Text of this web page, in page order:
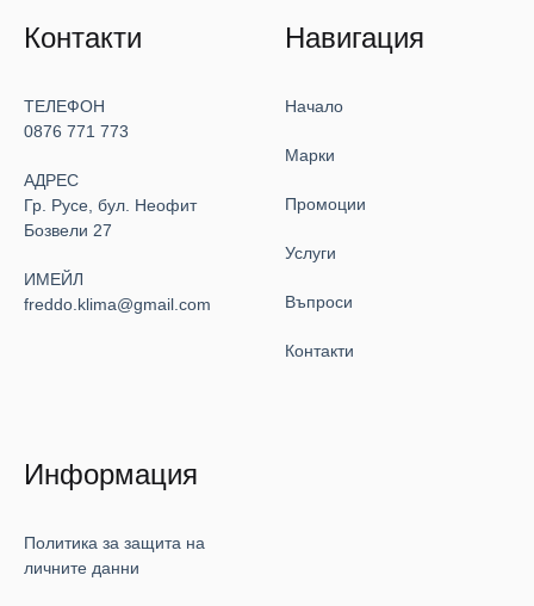
Контакти
ТЕЛЕФОН
0876 771 773
АДРЕС
Гр. Русе, бул. Неофит
Бозвели 27
ИМЕЙЛ
freddo.klima@gmail.com
Навигация
Начало
Марки
Промоции
Услуги
Въпроси
Контакти
Информация
Политика за защита на
личните данни